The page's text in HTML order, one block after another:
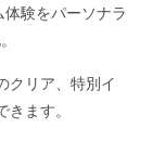
験をパーソナラ
クリア、特別イ
ます。